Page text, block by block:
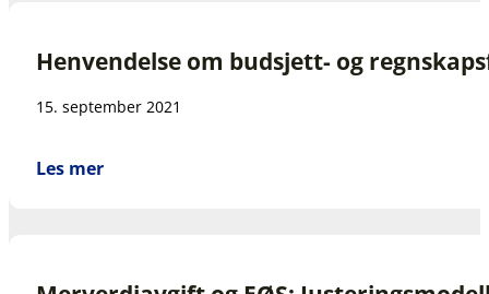
Henvendelse om budsjett- og
15. september 2021
Les mer